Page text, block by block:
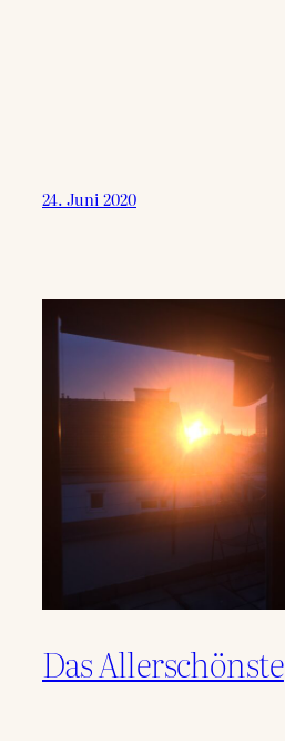
24. Juni 2020
Das Allerschönste